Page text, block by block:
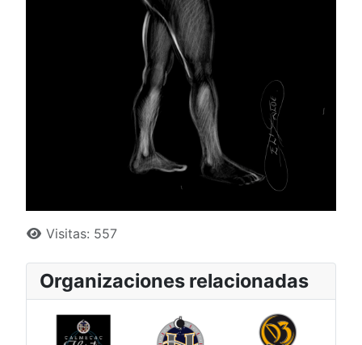
Detalles
Visitas: 557
Organizaciones relacionadas